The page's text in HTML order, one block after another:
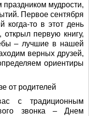
мудрости,
Первое сентября
когда-то в этот день
первую книгу,
– лучшие в нашей
верных друзей,
ориентиры
от родителей
с традиционным
звонка – Днем